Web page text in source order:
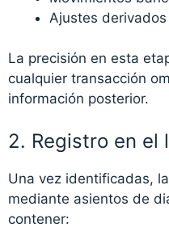
Ajustes
La precisión en esta
cualquier transacción
información posterior.
2. Registro en el
Una vez identificadas,
mediante asientos de
contener: